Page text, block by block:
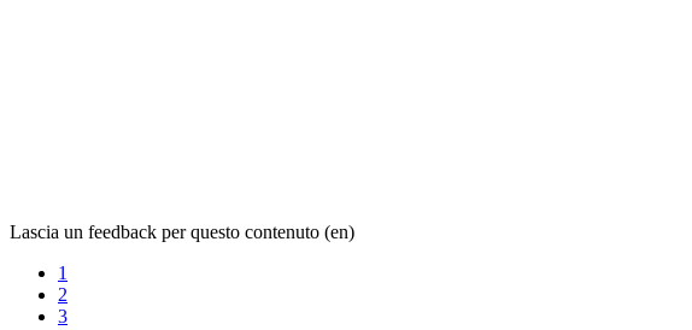
Lascia un feedback per questo contenuto (en)
1
2
3